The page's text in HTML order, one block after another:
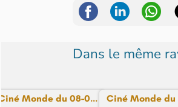
Dans le même
Monde du 08-0... Ciné Monde du